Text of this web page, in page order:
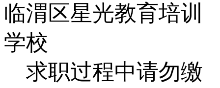
临渭区星光教育培训
学校
求职过程中请勿缴